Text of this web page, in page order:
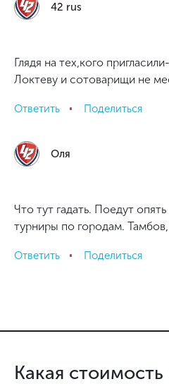
42 rus
Глядя на тех,кого
Локтеву и сотоварищи не
Ответить Поделиться
Оля
Что тут гадать. Поедут
турниры по городам.
Ответить Поделиться
Какая